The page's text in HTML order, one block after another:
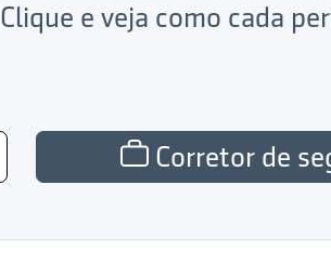
Clique e veja como cada
Corretor de